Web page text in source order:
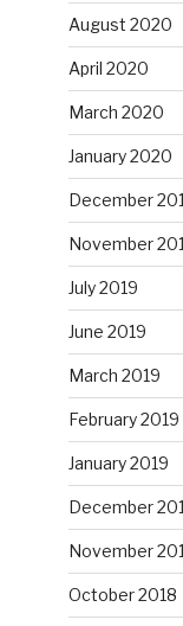
August 2020
April 2020
March 2020
January 2020
December
November
July 2019
June 2019
March 2019
February 2019
January 2019
December
November
October 2018